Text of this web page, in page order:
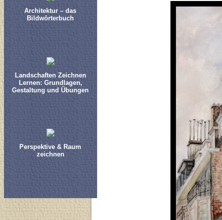
Architektur – das
Bildwörterbuch
Landschaften Zeichnen
Lernen: Grundlagen,
Gestaltung und Übungen
Perspektive & Raum
zeichnen